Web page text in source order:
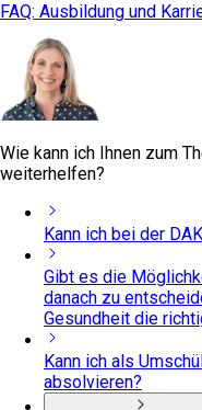
FAQ: Ausbildung und
Wie kann ich Ihnen zum
weiterhelfen?
Kann ich bei der
Gibt es die
danach zu
Gesundheit die
Kann ich als
absolvieren?